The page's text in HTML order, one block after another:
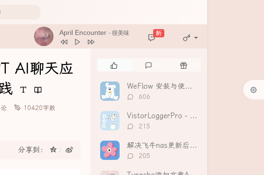
April Encounter - 很美味 新
AI聊天应
10420字数
分享到：
文
章
评
随
WeFlow 安装与使用教程：分析导出微信聊天记录，生成可视化年度报告
评
数：
606
VistorLoggerPro - Typecho访客统计和趋势分析插件
评
数：
215
解决飞牛nas更新后提示“数据库读写错误”无法挂载硬盘
评
数：
205